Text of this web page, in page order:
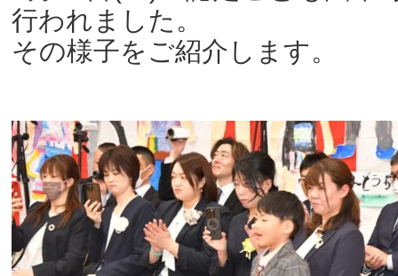
行われました。
その様子をご紹介します。